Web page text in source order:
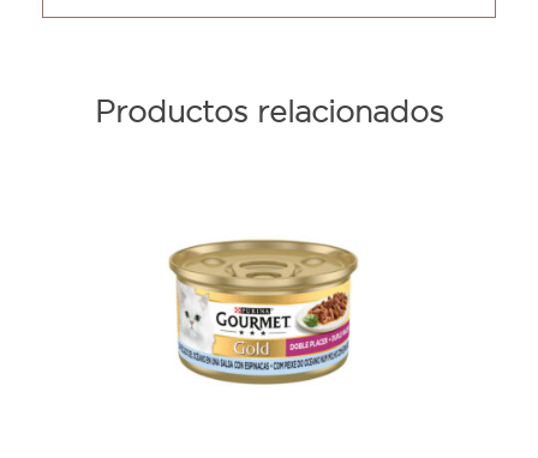
Productos relacionados